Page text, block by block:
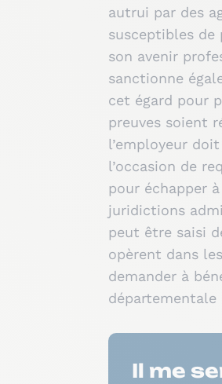
autrui par des
susceptibles de
son avenir
sanctionne
cet égard pour
preuves soient
l’employeur
l’occasion de
pour échapper
juridictions
peut être saisi
opèrent dans
demander à
départementale
Il me